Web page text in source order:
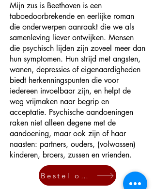
Mijn zus is Beethoven is een
taboedoorbrekende en eerlijke roman
die onderwerpen aanraakt die we als
samenleving liever ontwijken. Mensen
die psychisch lijden zijn zoveel meer dan
hun symptomen. Hun strijd met angsten,
wanen, depressies of eigenaardigheden
biedt herkenningspunten die voor
iedereen invoelbaar zijn, en helpt de
weg vrijmaken naar begrip en
acceptatie. Psychische aandoeningen
raken niet alleen degene met de
aandoening, maar ook zijn of haar
naasten: partners, ouders, (volwassen)
kinderen, broers, zussen en vrienden.
Bestel online